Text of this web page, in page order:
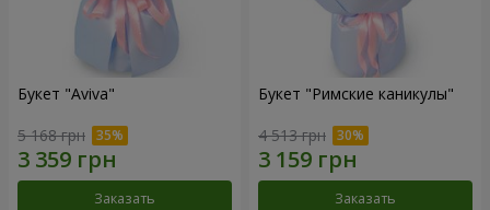
Букет "Aviva"
5 168 грн
Заказать
Букет "Римские каникулы"
4 513 грн
Заказать